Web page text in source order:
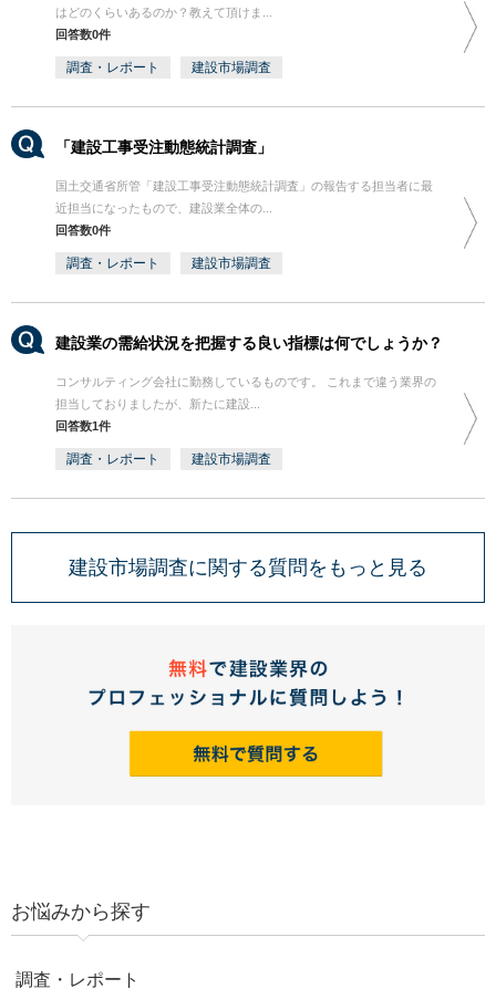
はどのくらいあるのか？教えて頂けま...
回答数0件
調査・レポート 建設市場調査
「建設工事受注動態統計調査」
国土交通省所管「建設工事受注動態統計調査」の報告する担当者に最
近担当になったもので、建設業全体の...
回答数0件
調査・レポート 建設市場調査
建設業の需給状況を把握する良い指標は何でしょうか？
コンサルティング会社に勤務しているものです。 これまで違う業界の
担当しておりましたが、新たに建設...
回答数1件
調査・レポート 建設市場調査
建設市場調査に関する質問をもっと見る
お悩みから探す
調査・レポート